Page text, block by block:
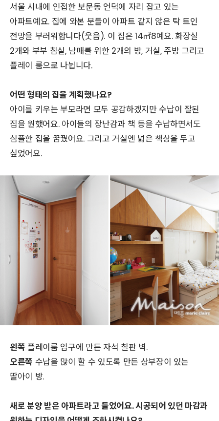
서울 시내에 인접한 보문동 언덕에 자리 잡고 있는
아파트예요. 집에 와본 분들이 아파트 같지 않은 탁 트인
전망을 부러워합니다(웃음). 이 집은 14㎡8예요. 화장실
2개와 부부 침실, 남매를 위한 2개의 방, 거실, 주방 그리고
플레이 룸으로 나뉩니다.
어떤 형태의 집을 계획했나요?
아이를 키우는 부모라면 모두 공감하겠지만 수납이 잘된
집을 원했어요. 아이들의 장난감과 책 등을 수납하면서도
심플한 집을 꿈꿨어요. 그리고 거실엔 넓은 책상을 두고
싶었어요.
왼쪽 플레이룸 입구에 만든 자석 칠판 벽.
오른쪽 수납을 많이 할 수 있도록 만든 상부장이 있는
딸아이 방.
새로 분양 받은 아파트라고 들었어요. 시공되어 있던 마감과